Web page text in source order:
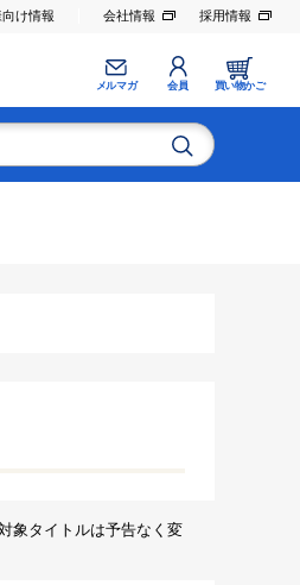
け情報 会社情報 採用情報
メルマガ 会員 買い物かご
象タイトルは予告なく変